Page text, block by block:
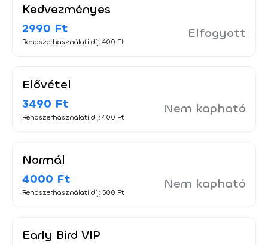
körül U alakban, ahol kiváló a rálátás a színpadra/ Dj pultra
és a tánctérre. Találkozási lehetőség a fellépőkkel. Külön
mosdó , VIP bárpult. Külön soron való bejutás.
Asztalfoglalási lehetőség. Bottle Service. 📞
biztonsági szolgálat fenntartja! ➟ Dress control: cool &
megvásárlása egyben a házirend elfogadását is jelenti! ➟
Face & Dress Control! ➟ A belépőjegy megvásárlásával
Kedvezményes
2990 Ft
Rendszerhasználati díj: 400 Ft
Elfogyott
Elővétel
3490 Ft
Rendszerhasználati díj: 400 Ft
Nem kapható
Normál
4000 Ft
Rendszerhasználati díj: 500 Ft
Nem kapható
Early Bird VIP